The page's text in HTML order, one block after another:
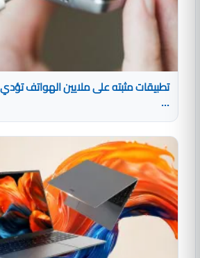
تطبيقات مثبته على ملايين الهواتف تؤدي
...